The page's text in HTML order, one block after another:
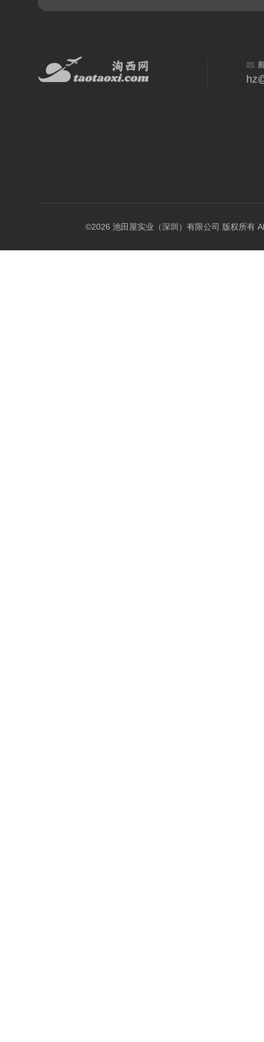
©2026 池田屋实业（深圳）有限公司 版权所有